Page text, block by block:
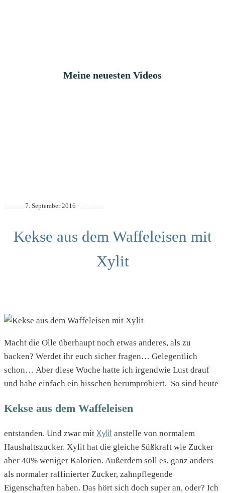
Meine neuesten Videos
7. September 2016
Kekse aus dem Waffeleisen mit
Xylit
Macht die Olle überhaupt noch etwas anderes, als zu
backen? Werdet ihr euch sicher fragen… Gelegentlich
schon… Aber diese Woche hatte ich irgendwie Lust drauf
und habe einfach ein bisschen herumprobiert. So sind heute
Kekse aus dem Waffeleisen
entstanden. Und zwar mit Xylit anstelle von normalem
Haushaltszucker. Xylit hat die gleiche Süßkraft wie Zucker
aber 40% weniger Kalorien. Außerdem soll es, ganz anders
als normaler raffinierter Zucker, zahnpflegende
Eigenschaften haben. Das hört sich doch super an, oder? Ich